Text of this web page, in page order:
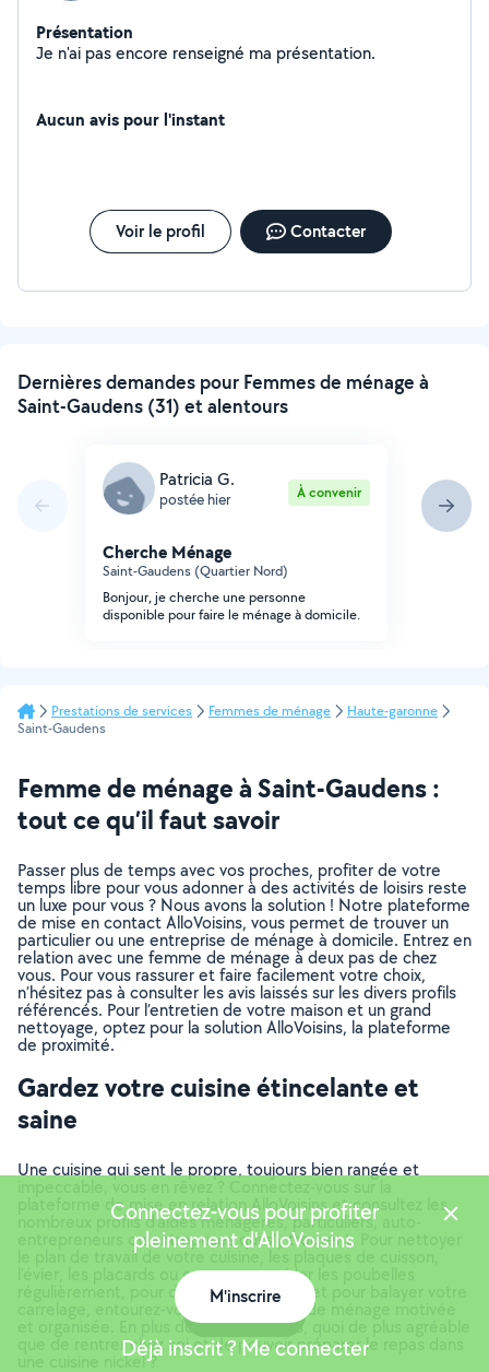
Présentation
Je n'ai pas encore renseigné ma présentation.
Aucun avis pour l'instant
Voir le profil Contacter
Dernières demandes pour Femmes de ménage à
Saint-Gaudens (31) et alentours
Patricia G.
postée hier À convenir
Cherche Ménage
Saint-Gaudens (Quartier Nord)
Bonjour, je cherche une personne
disponible pour faire le ménage à domicile.
Prestations de services Femmes de ménage
Haute-garonne
Saint-Gaudens
Femme de ménage à Saint-Gaudens :
tout ce qu’il faut savoir
Passer plus de temps avec vos proches, profiter de votre
temps libre pour vous adonner à des activités de loisirs reste
un luxe pour vous ? Nous avons la solution ! Notre plateforme
de mise en contact AlloVoisins, vous permet de trouver un
particulier ou une entreprise de ménage à domicile. Entrez en
relation avec une femme de ménage à deux pas de chez
vous. Pour vous rassurer et faire facilement votre choix,
n’hésitez pas à consulter les avis laissés sur les divers profils
référencés. Pour l’entretien de votre maison et un grand
nettoyage, optez pour la solution AlloVoisins, la plateforme
de proximité.
Gardez votre cuisine étincelante et
saine
Une cuisine qui sent le propre, toujours bien rangée et
plateforme de mise en relation AlloVoisins et consultez les
nombreux profils d’aides ménagères, particuliers, auto-
entrepreneurs ou entreprises qui s’y trouvent. Pour nettoyer
le plan de travail de votre cuisine, les plaques de cuisson,
l’évier, les placards ou encore pour vider les poubelles
régulièrement, pour dégraisser la hotte et pour balayer votre
carrelage, entourez-vous d’une femme de ménage motivée
et organisée. En plus du gain de temps, quoi de plus agréable
que de rentrer chez soi et de pouvoir préparer le repas dans
une cuisine nickel ?
Connectez-vous pour profiter
pleinement d'AlloVoisins
M'inscrire
Déjà inscrit ? Me connecter